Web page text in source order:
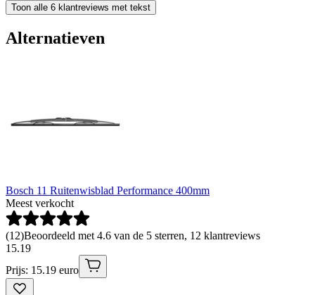
Toon alle 6 klantreviews met tekst
Alternatieven
Bosch 11 Ruitenwisblad Performance 400mm
Meest verkocht
(12)Beoordeeld met 4.6 van de 5 sterren, 12 klantreviews
15.19
Prijs: 15.19 euro